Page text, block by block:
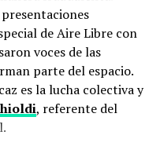
de Aire Libre con
voces de las
parte del espacio.
es la lucha colectiva y
, referente del